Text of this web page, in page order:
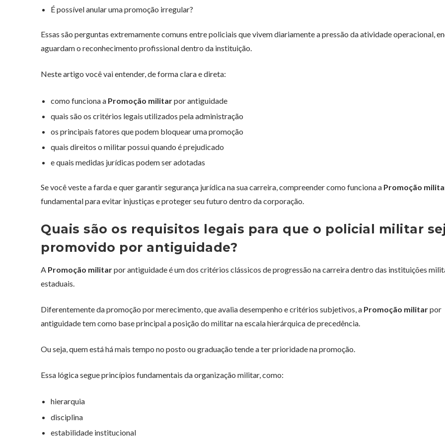
É possível anular uma promoção irregular?
Essas são perguntas extremamente comuns entre policiais que vivem diariamente a pressão da atividade operacional,
aguardam o reconhecimento profissional dentro da instituição.
Neste artigo você vai entender, de forma clara e direta:
como funciona a Promoção militarpor antiguidade
quais são os critérios legais utilizados pela administração
os principais fatores que podem bloquear uma promoção
quais direitos o militar possui quando é prejudicado
e quais medidas jurídicas podem ser adotadas
Se você veste a farda e quer garantir segurança jurídica na sua carreira, compreender como funciona a Promoção
fundamental para evitar injustiças e proteger seu futuro dentro da corporação.
Quais são os requisitos legais para que o policial militar
promovido por antiguidade?
A Promoção militarpor antiguidade é um dos critérios clássicos de progressão na carreira dentro das instituições
estaduais.
Diferentemente da promoção por merecimento, que avalia desempenho e critérios subjetivos, a Promoção militarpor
antiguidade tem como base principal a posição do militar na escala hierárquica de precedência.
Ou seja, quem está há mais tempo no posto ou graduação tende a ter prioridade na promoção.
Essa lógica segue princípios fundamentais da organização militar, como:
hierarquia
disciplina
estabilidade institucional